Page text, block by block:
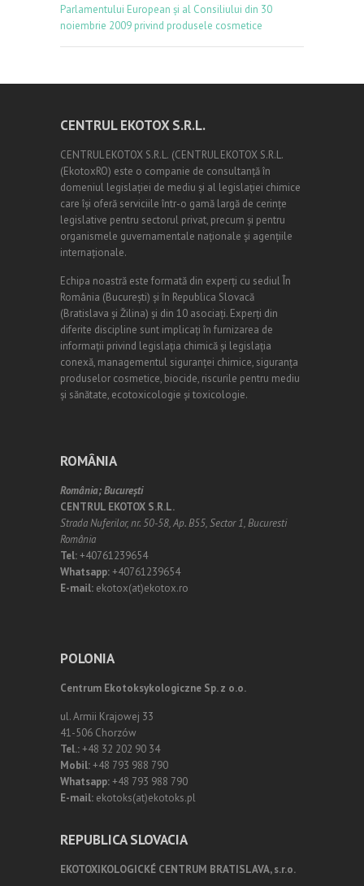
Parlamentului European și al Consiliului din 30
noiembrie 2009 privind produsele cosmetice
CENTRUL EKOTOX S.R.L.
CENTRUL EKOTOX S.R.L. (CENTRUL EKOTOX S.R.L.
(EkotoxRO) este o companie de consultanță în
domeniul legislației de mediu și al legislației chimice
care își oferă serviciile într-o gamă largă de cerințe
legislative pentru sectorul privat, precum și pentru
organismele guvernamentale naționale și agențiile
internaționale.
Echipa noastră este formată din experți cu sediul În
România (Bucureşti) și în Republica Slovacă
(Bratislava și Žilina) și din 10 asociați. Experți din
diferite discipline sunt implicați în furnizarea de
informații privind legislația chimică și legislația
conexă, managementul siguranței chimice, siguranța
produselor cosmetice, biocide, riscurile pentru mediu
și sănătate, ecotoxicologie și toxicologie.
ROMÂNIA
România;Bucureşti
CENTRUL EKOTOX S.R.L.
Strada Nuferilor, nr. 50-58, Ap. B55, Sector 1, Bucuresti
România
Tel:+40761239654
Whatsapp:+40761239654
E-mail: ekotox(at)ekotox.ro
POLONIA
Centrum Ekotoksykologiczne Sp. z o.o.
ul. Armii Krajowej 33
41-506 Chorzów
Tel.:+48 32 202 90 34
Mobil:+48 793 988 790
Whatsapp:+48 793 988 790
E-mail: ekotoks(at)ekotoks.pl
REPUBLICA SLOVACIA
EKOTOXIKOLOGICKÉ CENTRUM BRATISLAVA, s.r.o.